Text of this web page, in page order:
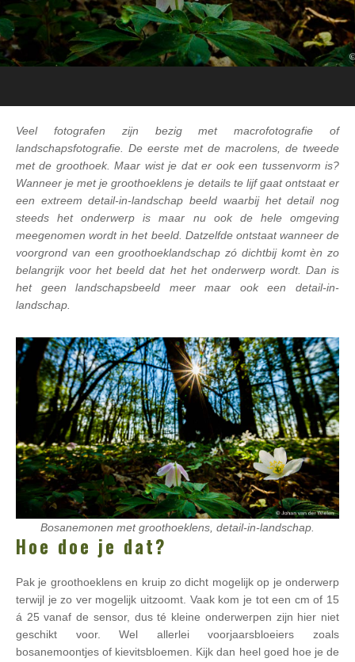
Veel fotografen zijn bezig met macrofotografie of
landschapsfotografie. De eerste met de macrolens, de tweede
met de groothoek. Maar wist je dat er ook een tussenvorm is?
Wanneer je met je groothoeklens je details te lijf gaat ontstaat er
een extreem detail-in-landschap beeld waarbij het detail nog
steeds het onderwerp is maar nu ook de hele omgeving
meegenomen wordt in het beeld. Datzelfde ontstaat wanneer de
voorgrond van een groothoeklandschap zó dichtbij komt èn zo
belangrijk voor het beeld dat het het onderwerp wordt. Dan is
het geen landschapsbeeld meer maar ook een detail-in-
landschap.
Bosanemonen met groothoeklens, detail-in-landschap.
Hoe doe je dat?
Pak je groothoeklens en kruip zo dicht mogelijk op je onderwerp
terwijl je zo ver mogelijk uitzoomt. Vaak kom je tot een cm of 15
á 25 vanaf de sensor, dus té kleine onderwerpen zijn hier niet
geschikt voor. Wel allerlei voorjaarsbloeiers zoals
bosanemoontjes of kievitsbloemen. Kijk dan heel goed hoe je de